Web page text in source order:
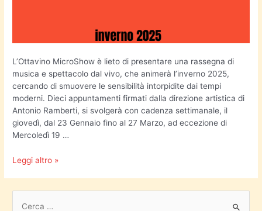
L’Ottavino MicroShow è lieto di presentare una rassegna di
musica e spettacolo dal vivo, che animerà l’inverno 2025,
cercando di smuovere le sensibilità intorpidite dai tempi
moderni. Dieci appuntamenti firmati dalla direzione artistica di
Antonio Ramberti, si svolgerà con cadenza settimanale, il
giovedì, dal 23 Gennaio fino al 27 Marzo, ad eccezione di
Mercoledì 19 …
Leggi altro »